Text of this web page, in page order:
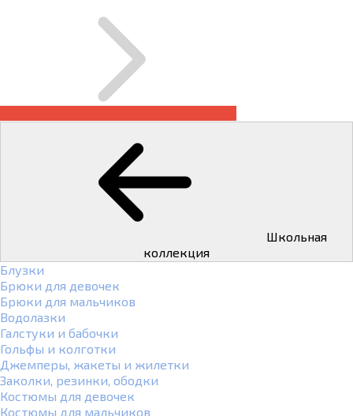
коллекция
Блузки
Брюки для девочек
Брюки для мальчиков
Водолазки
Галстуки и бабочки
Гольфы и колготки
Джемперы, жакеты и жилетки
Заколки, резинки, ободки
Костюмы для девочек
Костюмы для мальчиков